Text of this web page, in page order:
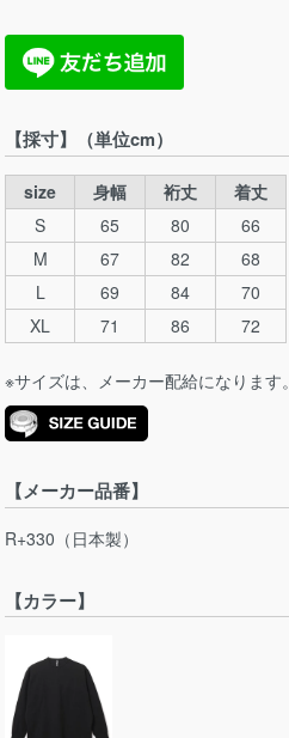
【採寸】（単位cm）
size 身幅 裄丈
着丈
S
65 80
66
M
67 82
68
L
69 84
70
XL
71 86 72
※サイズは、メーカー配給になります。
【メーカー品番】
R+330（日本製）
【カラー】